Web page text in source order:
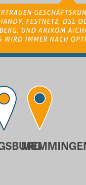
FESTNETZ, DSL
UND AXIKOM
WIRD IMMER NACH